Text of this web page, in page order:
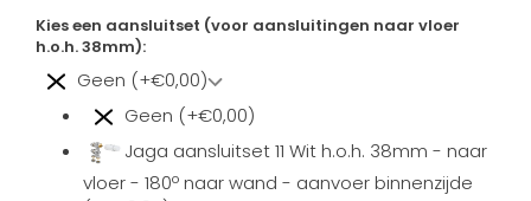
Kies een aansluitset (voor aansluitingen naar vloer
h.o.h. 38mm):
Geen (+€0,00)
Geen (+€0,00)
Jaga aansluitset 11 Wit h.o.h. 38mm - naar
vloer - 180º naar wand - aanvoer binnenzijde